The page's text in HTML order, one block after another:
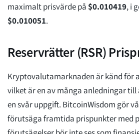
maximalt prisvärde på$0.010419, i
$0.010051.
Reservrätter (RSR)
Kryptovalutamarknaden är känd för
vilket är en av många anledningar
en svår uppgift. BitcoinWisdom gör
förutsäga framtida prispunkter med